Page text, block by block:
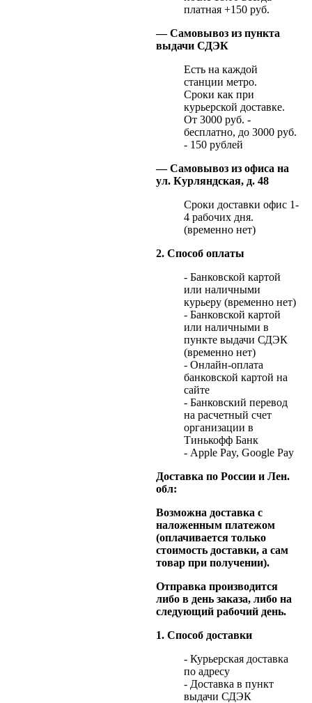
платная +150 руб.
— Самовывоз из пункта
выдачи СДЭК
Есть на каждой
станции метро.
Сроки как при
курьерской доставке.
От 3000 руб. -
бесплатно, до 3000 руб.
- 150 рублей
— Самовывоз из офиса на
ул. Курляндская, д. 48
Сроки доставки офис 1-
4 рабочих дня.
(временно нет)
2. Способ оплаты
- Банковской картой
или наличными
курьеру (временно нет)
- Банковской картой
или наличными в
пункте выдачи СДЭК
(временно нет)
- Онлайн-оплата
банковской картой на
сайте
- Банковский перевод
на расчетный счет
организации в
Тинькофф Банк
- Apple Pay, Google Pay
Доставка по России и Лен.
обл:
Возможна доставка с
наложенным платежом
(оплачивается только
стоимость доставки, а сам
товар при получении).
Отправка производится
либо в день заказа, либо на
следующий рабочий день.
1. Способ доставки
- Курьерская доставка
по адресу
- Доставка в пункт
выдачи СДЭК